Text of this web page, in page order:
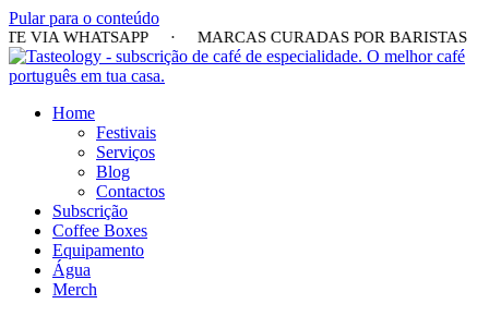
Pular para o conteúdo
VIA WHATSAPP · MARCAS CURADAS POR BARISTAS
Home
Festivais
Serviços
Blog
Contactos
Subscrição
Coffee Boxes
Equipamento
Água
Merch